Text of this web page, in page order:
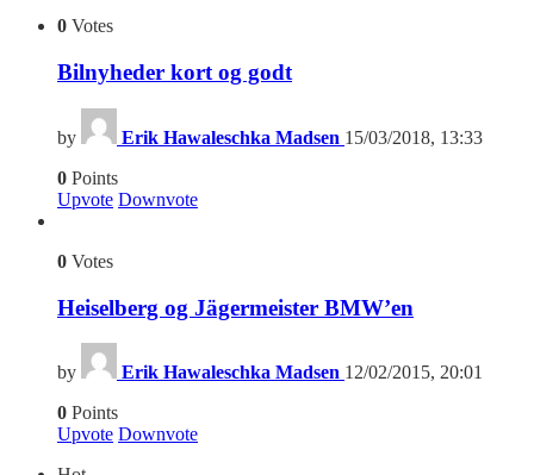
0 Votes
Bilnyheder kort og godt
by Erik Hawaleschka Madsen 15/03/2018, 13:33
0 Points
Upvote Downvote
0 Votes
Heiselberg og Jägermeister BMW’en
by Erik Hawaleschka Madsen 12/02/2015, 20:01
0 Points
Upvote Downvote